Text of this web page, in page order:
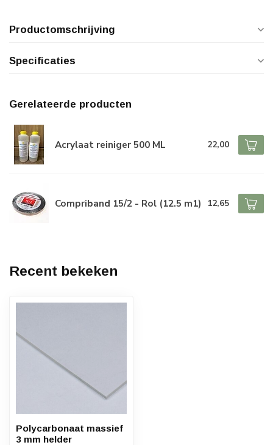
Productomschrijving
Specificaties
Gerelateerde producten
Acrylaat reiniger 500 ML 22,00
Compriband 15/2 - Rol (12.5 m1) 12,65
Recent bekeken
Polycarbonaat massief
3 mm helder